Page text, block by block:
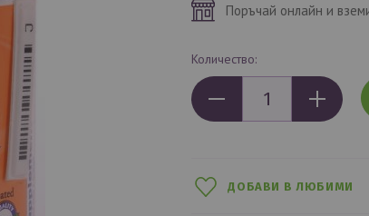
Поръчай онлайн и
Количество:
ДОБАВИ В ЛЮБИМИ